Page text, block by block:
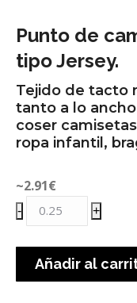
Punto de
tipo Jersey.
Tejido de tacto
tanto a lo
coser
ropa infantil,
~2.91€
Punto
algodón
palmeras
verde
militar
- +
Añadir al